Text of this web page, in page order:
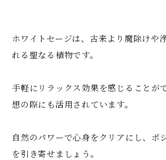
ホワイトセージは、古来より魔除けや
れる聖なる植物です。
手軽にリラックス効果を感じることが
想の際にも活用されています。
自然のパワーで心身をクリアにし、ポ
を引き寄せましょう。